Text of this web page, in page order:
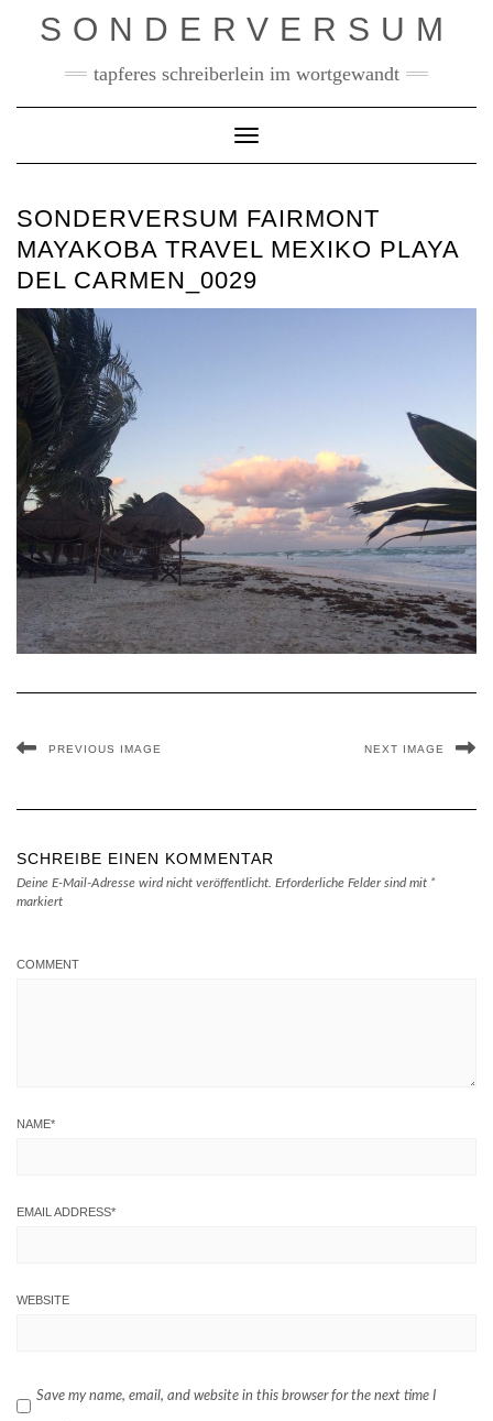
SONDERVERSUM
tapferes schreiberlein im wortgewandt
Toggle Navigation
SONDERVERSUM FAIRMONT
MAYAKOBA TRAVEL MEXIKO PLAYA
DEL CARMEN_0029
PREVIOUS IMAGE NEXT IMAGE
SCHREIBE EINEN KOMMENTAR
Deine E-Mail-Adresse wird nicht veröffentlicht. Erforderliche Felder sind mit *
markiert
COMMENT
NAME*
EMAIL ADDRESS*
WEBSITE
Save my name, email, and website in this browser for the next time I